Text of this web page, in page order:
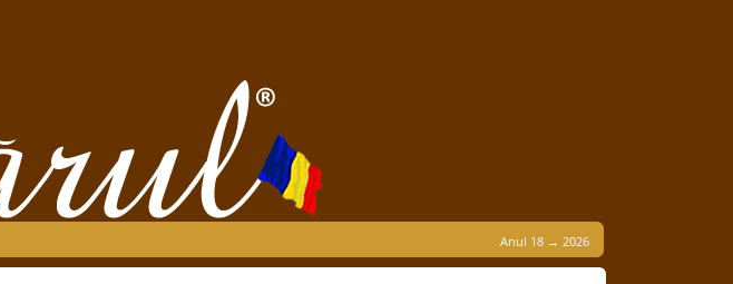
Anul 18 → 2026